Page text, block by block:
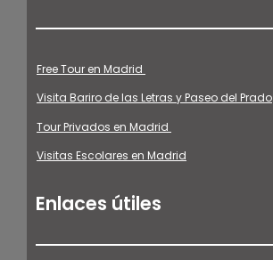
Free Tour en Madrid
Visita Bariro de las Letras y Paseo del Prado
Tour Privados en Madrid
Visitas Escolares en Madrid
Enlaces útiles